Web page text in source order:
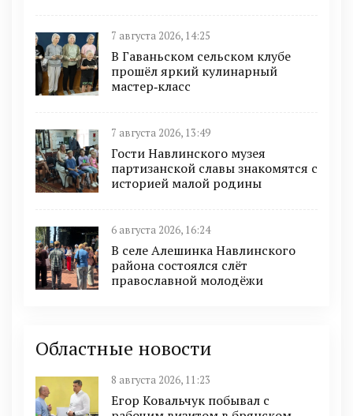
7 августа 2026, 14:25
В Гаваньском сельском клубе
прошёл яркий кулинарный
мастер‑класс
7 августа 2026, 13:49
Гости Навлинского музея
партизанской славы знакомятся с
историей малой родины
6 августа 2026, 16:24
В селе Алешинка Навлинского
района состоялся слёт
православной молодёжи
Областные новости
8 августа 2026, 11:23
Егор Ковальчук побывал с